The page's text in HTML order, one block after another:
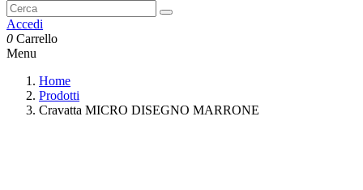
Accedi
0 Carrello
Menu
Home
Prodotti
Cravatta MICRO DISEGNO MARRONE